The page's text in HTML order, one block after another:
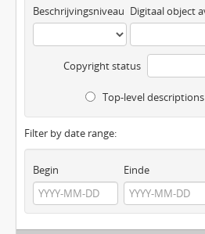
Beschrijvingsniveau
Copyright status
Top-level descriptions
Filter by date range:
Begin Einde